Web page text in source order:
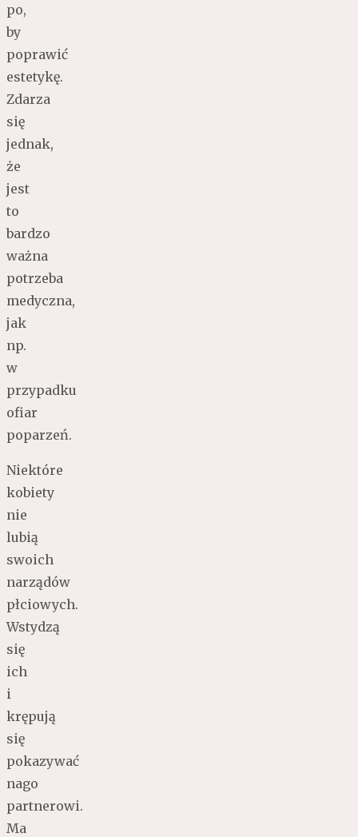
po,
by
poprawić
estetykę.
Zdarza
się
jednak,
że
jest
to
bardzo
ważna
potrzeba
medyczna,
jak
np.
w
przypadku
ofiar
poparzeń.
Niektóre
kobiety
nie
lubią
swoich
narządów
płciowych.
Wstydzą
się
ich
i
krępują
się
pokazywać
nago
partnerowi.
Ma